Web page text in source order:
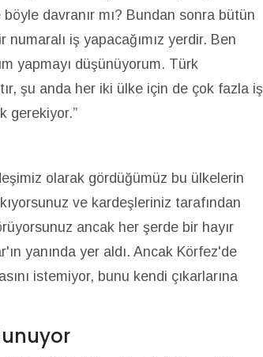
davranır mı? Bundan sonra bütün
iş yapacağımız yerdir. Ben
yapmayı düşünüyorum. Türk
şu anda her iki ülke için de çok fazla iş
gerekiyor.”
olarak gördüğümüz bu ülkelerin
ve kardeşleriniz tarafından
ancak her şerde bir hayır
yanında yer aldı. Ancak Körfez'de
istemiyor, bunu kendi çıkarlarına